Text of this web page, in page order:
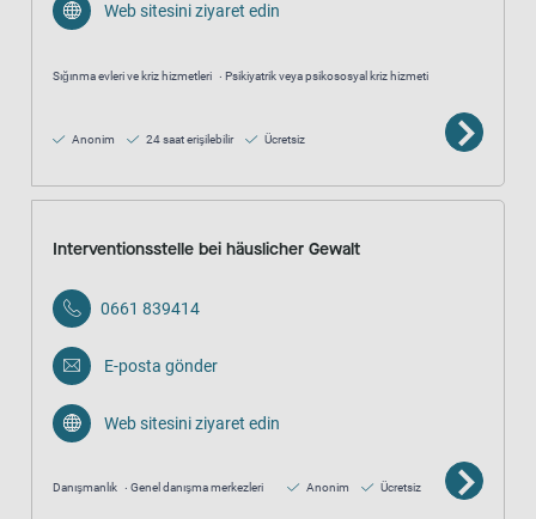
Web sitesini ziyaret edin
Sığınma evleri ve kriz hizmetleri Psikiyatrik veya psikososyal kriz hizmeti
Anonim 24 saat erişilebilir Ücretsiz
Interventionsstelle bei häuslicher Gewalt
0661 839414
E-posta gönder
Web sitesini ziyaret edin
Danışmanlık Genel danışma merkezleri Anonim Ücretsiz